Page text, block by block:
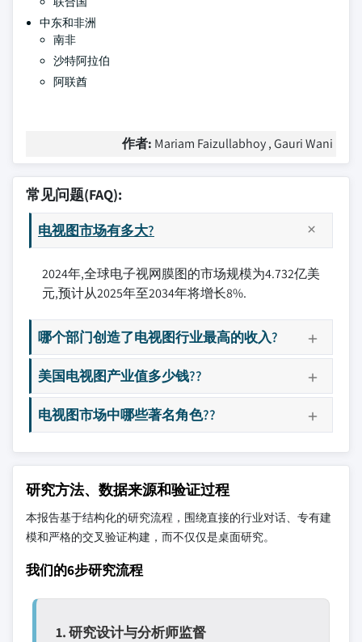
中东和非洲
南非
沙特阿拉伯
阿联酋
作者: Mariam Faizullabhoy , Gauri Wani
常见问题(FAQ):
电视图市场有多大?
2024年,全球电子视网膜图的市场规模为4.732亿美
元,预计从2025年至2034年将增长8%.
哪个部门创造了电视图行业最高的收入?
美国电视图产业值多少钱??
电视图市场中哪些著名角色??
研究方法、数据来源和验证过程
本报告基于结构化的研究流程，围绕直接的行业对话、专有建
模和严格的交叉验证构建，而不仅仅是桌面研究。
我们的6步研究流程
1. 研究设计与分析师监督